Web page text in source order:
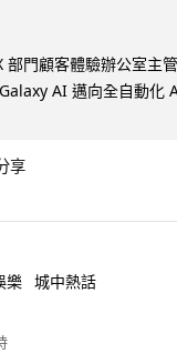
門顧客體驗辦公室主
AI 邁向全自動化
享
樂 城中熱話